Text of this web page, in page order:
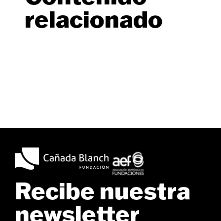
relacionado
Recibe nuestra
newsletter